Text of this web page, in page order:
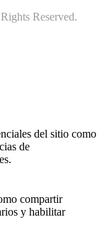
Reserved.
del sitio como
de
compartir
y habilitar